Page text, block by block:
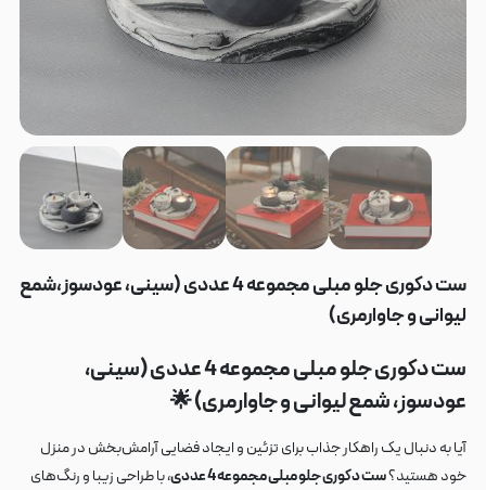
ست دکوری جلو مبلی مجموعه 4 عددی (سینی، عودسوز،شمع
لیوانی و جاوارمری)
ست دکوری جلو مبلی مجموعه 4 عددی (سینی،
عودسوز، شمع لیوانی و جاوارمری)🌟
آیا به دنبال یک راهکار جذاب برای تزئین و ایجاد فضایی آرامش‌بخش در منزل
خود هستید؟ست دکوری جلو مبلی مجموعه 4 عددی
، با طراحی زیبا و رنگ‌های